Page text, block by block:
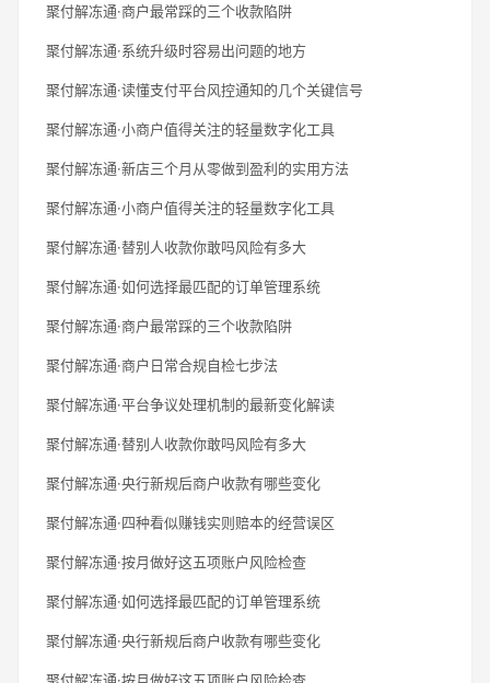
聚付解冻通·商户最常踩的三个收款陷阱
聚付解冻通·系统升级时容易出问题的地方
聚付解冻通·读懂支付平台风控通知的几个关键信号
聚付解冻通·小商户值得关注的轻量数字化工具
聚付解冻通·新店三个月从零做到盈利的实用方法
聚付解冻通·小商户值得关注的轻量数字化工具
聚付解冻通·替别人收款你敢吗风险有多大
聚付解冻通·如何选择最匹配的订单管理系统
聚付解冻通·商户最常踩的三个收款陷阱
聚付解冻通·商户日常合规自检七步法
聚付解冻通·平台争议处理机制的最新变化解读
聚付解冻通·替别人收款你敢吗风险有多大
聚付解冻通·央行新规后商户收款有哪些变化
聚付解冻通·四种看似赚钱实则赔本的经营误区
聚付解冻通·按月做好这五项账户风险检查
聚付解冻通·如何选择最匹配的订单管理系统
聚付解冻通·央行新规后商户收款有哪些变化
聚付解冻通·按月做好这五项账户风险检查